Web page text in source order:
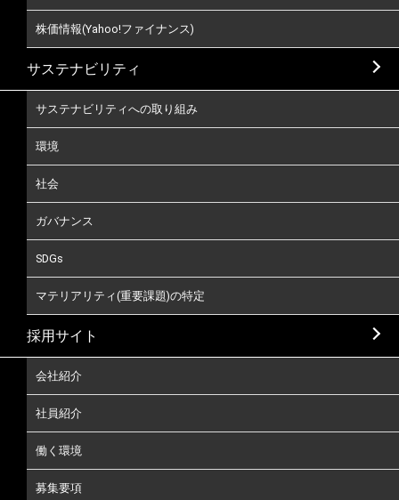
株価情報(Yahoo!ファイナンス)
サステナビリティ
サステナビリティへの取り組み
環境
社会
ガバナンス
SDGs
マテリアリティ(重要課題)の特定
採用サイト
会社紹介
社員紹介
働く環境
募集要項